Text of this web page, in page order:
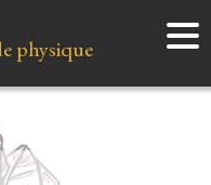
Accueil
Instruments
physique